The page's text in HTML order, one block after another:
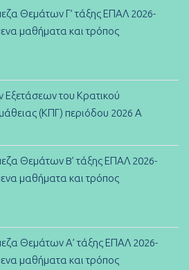
Θεμάτων Γ’ τάξης ΕΠΑΛ 2026-
μαθήματα και τρόπος
του Κρατικού
(ΚΠΓ) περιόδου 2026 Α
Θεμάτων B’ τάξης ΕΠΑΛ 2026-
μαθήματα και τρόπος
Θεμάτων Α’ τάξης ΕΠΑΛ 2026-
μαθήματα και τρόπος